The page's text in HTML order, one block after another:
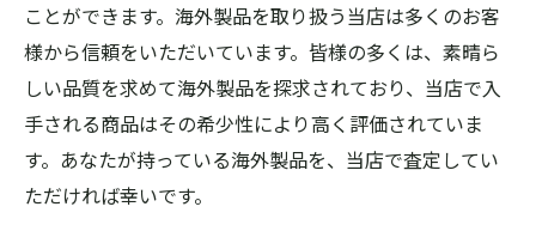
ことができます。海外製品を取り扱う当店は多くのお客
様から信頼をいただいています。皆様の多くは、素晴ら
しい品質を求めて海外製品を探求されており、当店で入
手される商品はその希少性により高く評価されていま
す。あなたが持っている海外製品を、当店で査定してい
ただければ幸いです。